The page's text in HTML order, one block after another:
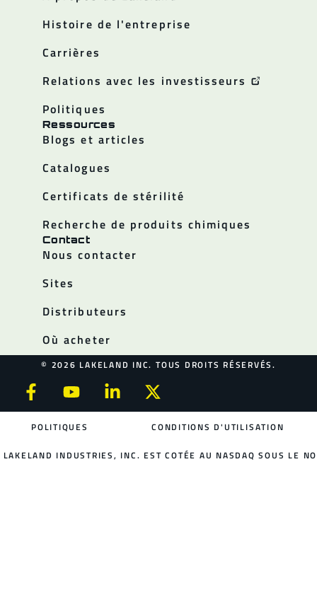
Histoire de l'entreprise
Carrières
Relations avec les investisseurs
Politiques
Ressources
Blogs et articles
Catalogues
Certificats de stérilité
Recherche de produits chimiques
Contact
Nous contacter
Sites
Distributeurs
Où acheter
© 2026 LAKELAND INC. TOUS DROITS RÉSERVÉS.
POLITIQUES CONDITIONS D'UTILISATION
LAKELAND INDUSTRIES, INC. EST COTÉE AU NASDAQ SOUS LE